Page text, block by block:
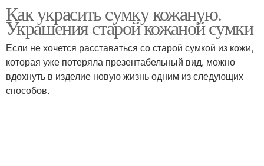
Как украсить сумку кожаную.
Украшения старой кожаной сумки
Если не хочется расставаться со старой сумкой из кожи,
которая уже потеряла презентабельный вид, можно
вдохнуть в изделие новую жизнь одним из следующих
способов.